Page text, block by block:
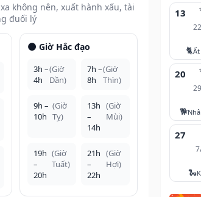
không nên, xuất hành xấu, tài
đuối lý
🌑 Giờ Hắc đạo
3h –
4h
(Giờ
Dần)
7h –
8h
(Giờ
Thìn)
9h –
10h
(Giờ
Tỵ)
13h
–
14h
(Giờ
Mùi)
19h
–
20h
(Giờ
Tuất)
21h
–
22h
(Giờ
Hợi)
13
🐈
20
🐕
27
🐍